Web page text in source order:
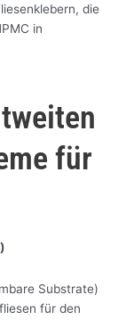
die
in
für
Substrate)
für den